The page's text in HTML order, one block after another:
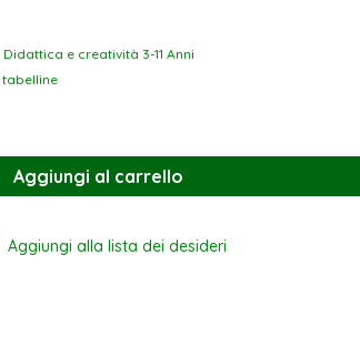
Didattica e creatività 3-11 Anni
tabelline
Aggiungi al carrello
Aggiungi alla lista dei desideri